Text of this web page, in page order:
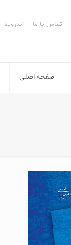
صفحه اصلی
تماس با ما اندروید